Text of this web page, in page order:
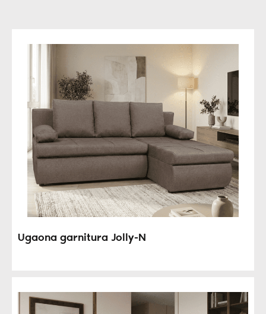
Ugaona garnitura Jolly-N